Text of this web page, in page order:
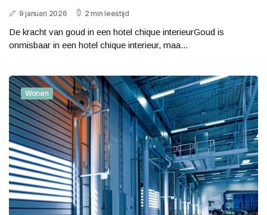
9 januari 2026 2 min leestijd
De kracht van goud in een hotel chique interieurGoud is
onmisbaar in een hotel chique interieur, maa...
Wonen